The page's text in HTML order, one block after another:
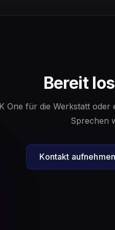
Bereit
One für die Werkstatt oder
Sprechen
Kontakt aufnehmen